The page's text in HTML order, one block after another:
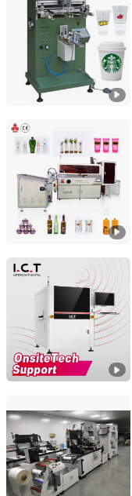
Dongguan Chang-
Guangdong, China
Shenzhen Hejia
Guangdong, China
Dongguan ICT
Guangdong, China
Lingtie (Xiamen)
Fujian, China